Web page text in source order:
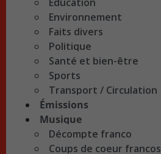
Environnement
Faits divers
Politique
Santé et bien-être
Sports
Transport / Circulation
Émissions
Musique
Décompte franco
Coups de coeur francos